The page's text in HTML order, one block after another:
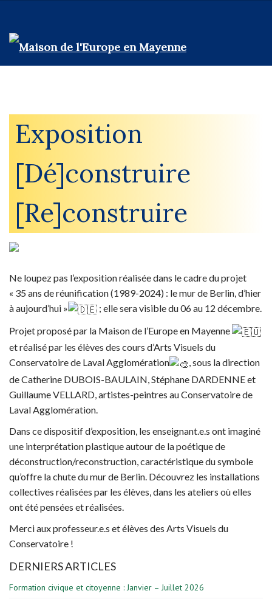
Exposition
[Dé]construire
[Re]construire
Ne loupez pas l’exposition réalisée dans le cadre du projet
« 35 ans de réunification (1989-2024) : le mur de Berlin, d’hier
à aujourd’hui »
; elle sera visible du 06 au 12 décembre.
Projet proposé par la Maison de l’Europe en Mayenne
et réalisé par les élèves des cours d’Arts Visuels du
Conservatoire de Laval Agglomération
, sous la direction
de Catherine DUBOIS-BAULAIN, Stéphane DARDENNE et
Guillaume VELLARD, artistes-peintres au Conservatoire de
Laval Agglomération.
Dans ce dispositif d’exposition, les enseignant.e.s ont imaginé
une interprétation plastique autour de la poétique de
déconstruction/reconstruction, caractéristique du symbole
qu’offre la chute du mur de Berlin. Découvrez les installations
collectives réalisées par les élèves, dans les ateliers où elles
ont été pensées et réalisées.
Merci aux professeur.e.s et élèves des Arts Visuels du
Conservatoire !
DERNIERS ARTICLES
Formation civique et citoyenne : Janvier – Juillet 2026